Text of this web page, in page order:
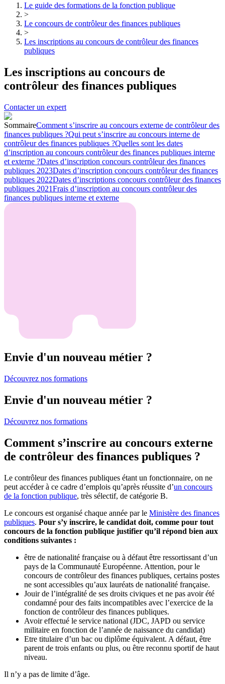
Le guide des formations de la fonction publique
>
Le concours de contrôleur des finances publiques
>
Les inscriptions au concours de contrôleur des finances
publiques
Les inscriptions au concours de
contrôleur des finances publiques
Contacter un expert
SommaireComment s’inscrire au concours externe de contrôleur des
finances publiques ?Qui peut s’inscrire au concours interne de
contrôleur des finances publiques ?Quelles sont les dates
d’inscription au concours contrôleur des finances publiques interne
et externe ?Dates d’inscription concours contrôleur des finances
publiques 2023Dates d’inscription concours contrôleur des finances
publiques 2022Dates d’inscriptions concours contrôleur des finances
publiques 2021Frais d’inscription au concours contrôleur des
finances publiques interne et externe
Envie d'un nouveau métier ?
Découvrez nos formations
Envie d'un nouveau métier ?
Découvrez nos formations
Comment s’inscrire au concours externe
de contrôleur des finances publiques ?
Le contrôleur des finances publiques étant un fonctionnaire, on ne
peut accéder à ce cadre d’emplois qu’après réussite d’un concours
de la fonction publique, très sélectif, de catégorie B.
Le concours est organisé chaque année par le Ministère des finances
publiques. Pour s’y inscrire, le candidat doit, comme pour tout
concours de la fonction publique justifier qu’il répond bien aux
conditions suivantes :
être de nationalité française ou à défaut être ressortissant d’un
pays de la Communauté Européenne. Attention, pour le
concours de contrôleur des finances publiques, certains postes
ne sont accessibles qu’aux lauréats de nationalité française.
Jouir de l’intégralité de ses droits civiques et ne pas avoir été
condamné pour des faits incompatibles avec l’exercice de la
fonction de contrôleur des finances publiques.
Avoir effectué le service national (JDC, JAPD ou service
militaire en fonction de l’année de naissance du candidat)
Etre titulaire d’un bac ou diplôme équivalent. A défaut, être
parent de trois enfants ou plus, ou être reconnu sportif de haut
niveau.
Il n’y a pas de limite d’âge.